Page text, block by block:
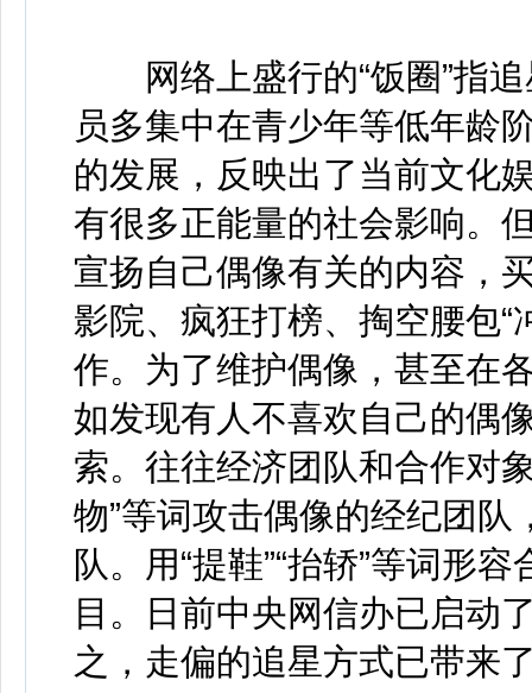
网络上盛行的“饭圈”指追
员多集中在青少年等低年龄
的发展，反映出了当前文化
有很多正能量的社会影响。
宣扬自己偶像有关的内容，
影院、疯狂打榜、掏空腰包
作。为了维护偶像，甚至在
如发现有人不喜欢自己的偶
索。往往经济团队和合作对
物”等词攻击偶像的经纪团
队。用“提鞋”“抬轿”等词形
目。日前中央网信办已启动
之，走偏的追星方式已带来